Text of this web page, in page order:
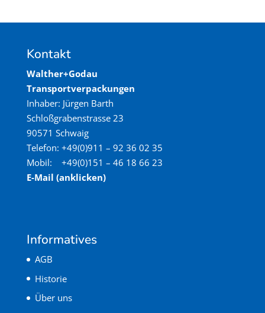
Kontakt
Walther+Godau
Transportverpackungen
Inhaber: Jürgen Barth
Schloßgrabenstrasse 23
90571 Schwaig
Telefon: +49(0)911 – 92 36 02 35
Mobil: +49(0)151 – 46 18 66 23
E-Mail (anklicken)
Informatives
AGB
Historie
Über uns